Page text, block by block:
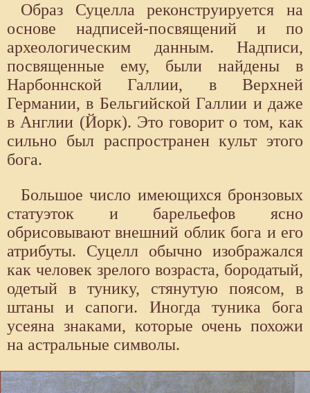
Образ Суцелла реконструируется на
основе надписей-посвящений и по
археологическим данным. Надписи,
посвященные ему, были найдены в
Нарбоннской Галлии, в Верхней
Германии, в Бельгийской Галлии и даже
в Англии (Йорк). Это говорит о том, как
сильно был распространен культ этого
бога.
Большое число имеющихся бронзовых
статуэток и барельефов ясно
обрисовывают внешний облик бога и его
атрибуты. Суцелл обычно изображался
как человек зрелого возраста, бородатый,
одетый в тунику, стянутую поясом, в
штаны и сапоги. Иногда туника бога
усеяна знаками, которые очень похожи
на астральные символы.